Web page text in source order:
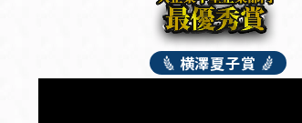
横澤夏子賞